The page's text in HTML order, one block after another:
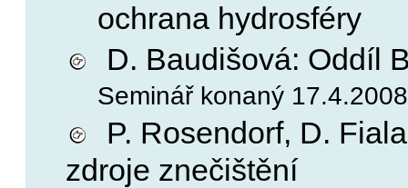
ochrana hydrosféry
D. Baudišová: Oddíl
Seminář konaný
P. Rosendorf, D.
zdroje znečištění